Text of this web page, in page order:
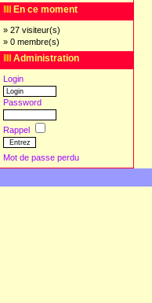
En ce moment
» 27 visiteur(s)
» 0 membre(s)
Administration
Login
Password
Rappel
Mot de passe perdu